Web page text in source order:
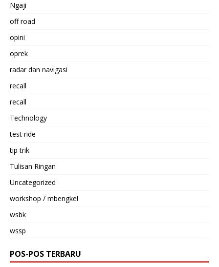
Ngaji
off road
opini
oprek
radar dan navigasi
recall
recall
Technology
test ride
tip trik
Tulisan Ringan
Uncategorized
workshop / mbengkel
wsbk
wssp
POS-POS TERBARU